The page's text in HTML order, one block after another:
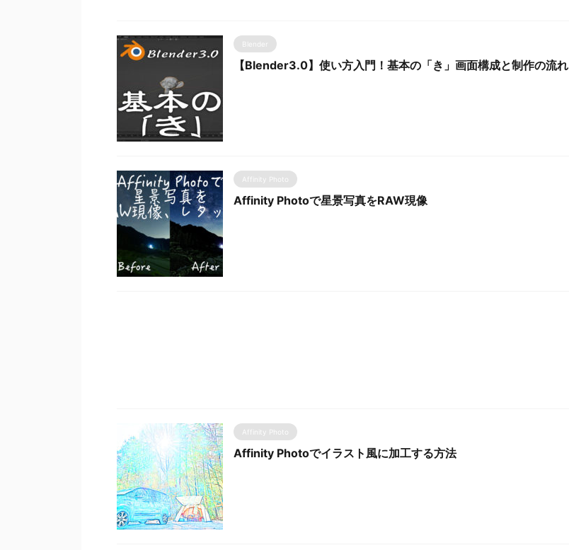
Blender
【Blender3.0】使い方入門！基本の「き」画面構成と制作の流れ
Affinity Photo
Affinity Photoで星景写真をRAW現像
Affinity Photo
Affinity Photoでイラスト風に加工する方法